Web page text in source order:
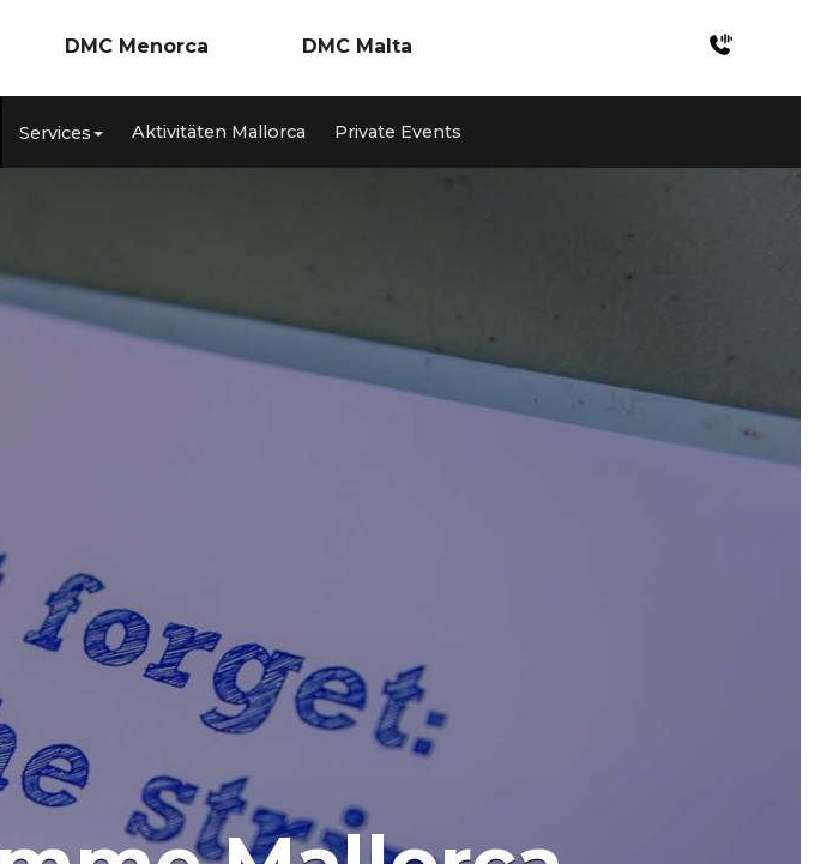
DMC Menorca
Meetings & Konferenzen
DMC Malta
Meetings & Konferenzen
Services Aktivitäten Mallorca Private Events